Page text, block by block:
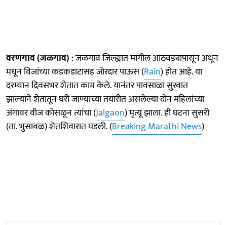
वरणगाव (जळगाव) : जळगाव जिल्ह्यात मागील आठवड्यापासून अधून
मधून विजांच्या कडकडाटासह जोरदार पाऊस (Rain) होत आहे. या
दरम्यान दिवसभर शेतात काम केले. यानंतर पावसाळा सुरवात
झाल्याने शेतातून घरी जाण्याच्या तयारीत असलेल्या दोन महिलांच्या
अंगावर वीज कोसळून त्यांचा (Jalgaon) मृत्यू झाला. ही घटना सुसरी
(ता. भुसावळ) शेतशिवारात घडली. (Breaking Marathi News)